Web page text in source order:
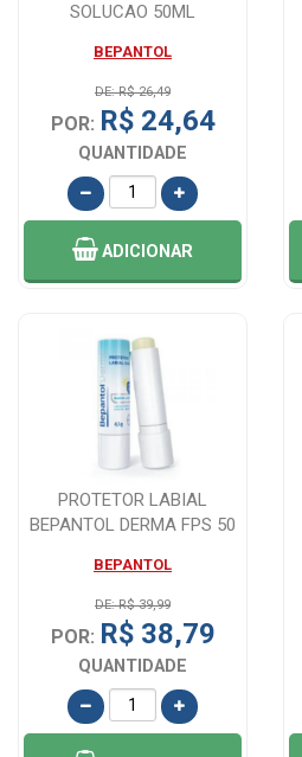
SOLUCAO 50ML
BEPANTOL
DE: R$ 26,49
POR: R$ 24,64
QUANTIDADE
ADICIONAR
PROTETOR LABIAL
BEPANTOL DERMA FPS 50
BEPANTOL
DE: R$ 39,99
POR: R$ 38,79
QUANTIDADE